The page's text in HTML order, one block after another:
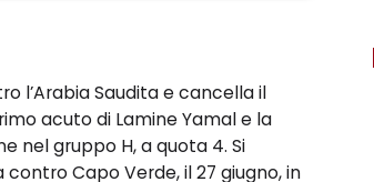
l’Arabia Saudita e cancella il
acuto di Lamine Yamal e la
nel gruppo H, a quota 4. Si
Capo Verde, il 27 giugno, in